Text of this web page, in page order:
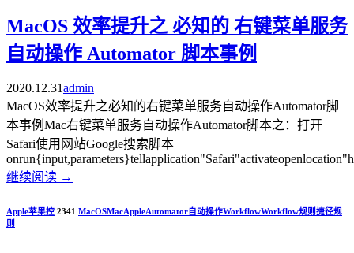
MacOS 效率提升之 必知的 右键菜单服务
自动操作 Automator 脚本事例
2020.12.31admin
MacOS效率提升之必知的右键菜单服务自动操作Automator脚
本事例Mac右键菜单服务自动操作Automator脚本之：打开
Safari使用网站Google搜索脚本
继续阅读 →
Apple苹果控 2341 MacOSMacAppleAutomator自动操作WorkflowWorkflow规则 捷径规
则